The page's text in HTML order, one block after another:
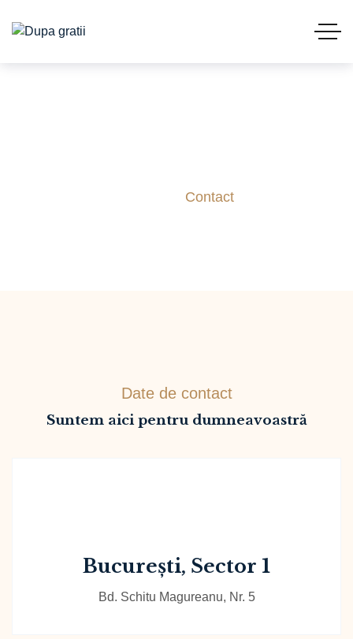
Contact
Date de contact
Suntem aici pentru dumneavoastră
București, Sector 1
Bd. Schitu Magureanu, Nr. 5